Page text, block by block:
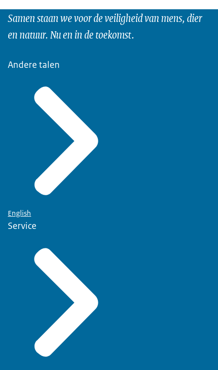
Samen staan we voor de veiligheid van mens, dier
en natuur. Nu en in de toekomst.
Andere talen
English
Service